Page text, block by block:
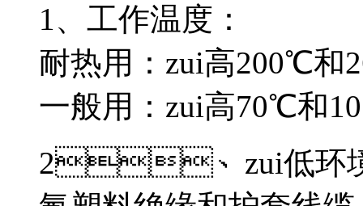
1、工作温度：
耐热用：zui高200℃
一般用：zui高70℃和
2、zui低环境温